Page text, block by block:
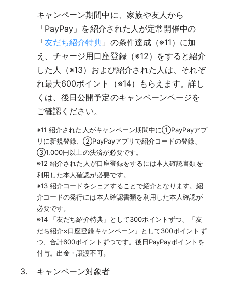
キャンペーン期間中に、家族や友人から
「PayPay」を紹介された人が定常開催中の
「友だち紹介特典 」の条件達成（※11）に加
え、チャージ用口座登録（※12）をすると紹介
した人（※13）および紹介された人は、それぞ
れ最大600ポイント（※14）もらえます。詳し
くは、後日公開予定のキャンペーンページを
ご確認ください。
※11 紹介された人がキャンペーン期間中に①PayPayアプ
リに新規登録、②PayPayアプリで紹介コードの登録、
③1,000円以上の決済が必要です。
※12 紹介された人が口座登録をするには本人確認書類を
利用した本人確認が必要です。
※13 紹介コードをシェアすることで紹介となります。紹
介コードの発行には本人確認書類を利用した本人確認が
必要です。
※14 「友だち紹介特典」として300ポイントずつ、「友
だち紹介×口座登録キャンペーン」として300ポイントず
つ、合計600ポイントずつです。後日PayPayポイントを
付与。出金・譲渡不可。
キャンペーン対象者